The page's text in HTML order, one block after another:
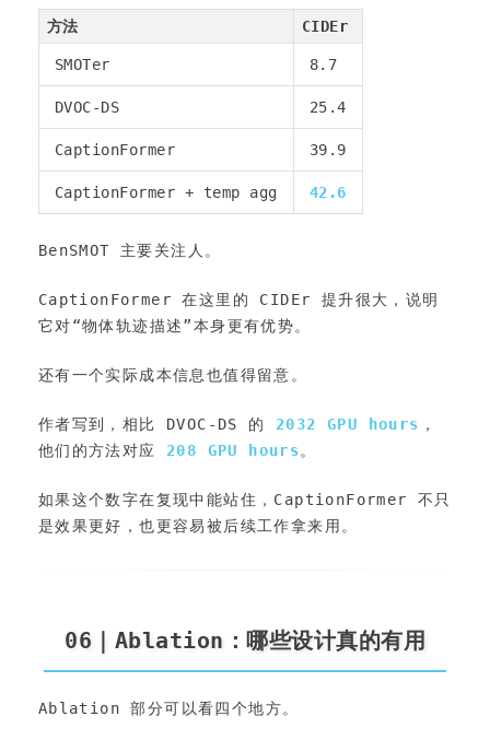
方法 CIDEr
SMOTer 8.7
DVOC-DS 25.4
CaptionFormer 39.9
CaptionFormer + temp agg 42.6
BenSMOT 主要关注人。
CaptionFormer 在这里的 CIDEr 提升很大，说明
它对“物体轨迹描述”本身更有优势。
还有一个实际成本信息也值得留意。
作者写到，相比 DVOC-DS 的 2032 GPU hours ，
他们的方法对应 208 GPU hours。
如果这个数字在复现中能站住，CaptionFormer 不只
是效果更好，也更容易被后续工作拿来用。
06｜Ablation：哪些设计真的有用
Ablation 部分可以看四个地方。